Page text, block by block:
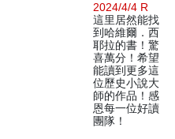
2024/4/4 R
這里居然能找
到哈維爾．西
耶拉的書！驚
喜萬分！希望
能讀到更多這
位歷史小說大
師的作品！感
恩每一位好讀
團隊！